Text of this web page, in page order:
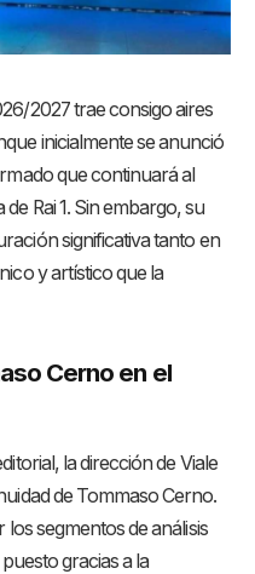
2027 trae consigo aires
inicialmente se anunció
que continuará al
Rai 1. Sin embargo, su
significativa tanto en
y artístico que la
Cerno en el
la dirección de Viale
de Tommaso Cerno.
los segmentos de análisis
gracias a la